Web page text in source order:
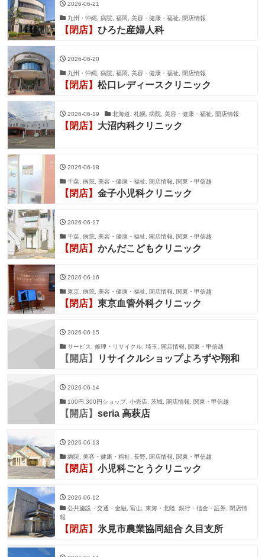
2026-06-21
九州・沖縄, 病院, 福岡, 美容・健康・福祉, 閉店情報
【閉店】 ひろた産婦人科
2026-06-20
九州・沖縄, 病院, 福岡, 美容・健康・福祉, 閉店情報
【閉店】 松口レディースクリニック
2026-06-19 北海道, 札幌, 病院, 美容・健康・福祉, 開店情報
【閉店】 大沼内科クリニック
2026-06-18
千葉, 病院, 美容・健康・福祉, 閉店情報, 関東・甲信越
【閉店】 金子小児科クリニック
2026-06-17
千葉, 病院, 美容・健康・福祉, 開店情報, 関東・甲信越
【閉店】 かんだこどもクリニック
2026-06-16
東京, 病院, 美容・健康・福祉, 閉店情報, 関東・甲信越
【閉店】 東京血管外科クリニック
2026-06-15
サービス, 修理・リサイクル, 埼玉, 開店情報, 関東・甲信越
【開店】 リサイクルショップよろずや翔和
2026-06-14
100円.300円ショップ, 小売店, 茨城, 開店情報, 関東・甲信越
【開店】 seria 高萩店
2026-06-13
病院, 美容・健康・福祉, 長野, 閉店情報, 関東・甲信越
【閉店】 小児科ごとうクリニック
2026-06-12
公共施設・交通・金融, 富山, 東海・北陸, 銀行・信金・証券, 閉店情
報
【閉店】 氷見市農業協同組合 久目支所